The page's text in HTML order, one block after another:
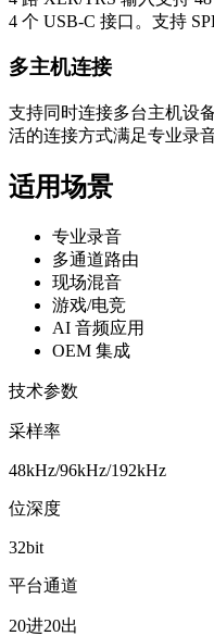
4 个 USB-C 接口。支持
多主机连接
支持同时连接多台主机设
活的连接方式满足专业录
适用场景
专业录音
多通道路由
现场混音
游戏/电竞
AI 音频应用
OEM 集成
技术参数
采样率
48kHz/96kHz/192kHz
位深度
32bit
平台通道
20进20出